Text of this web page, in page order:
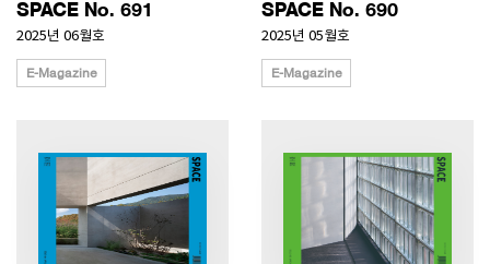
SPACE No. 691
2025년 06월호
E-Magazine
SPACE No. 690
2025년 05월호
E-Magazine